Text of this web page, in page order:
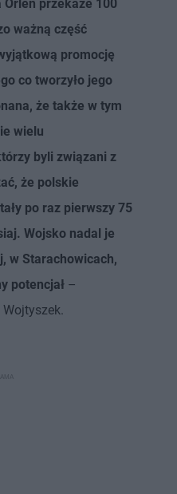
Orlen przekaże 100
ważną część
promocję
co tworzyło jego
że także w tym
wielu
byli związani z
że polskie
po raz pierwszy 75
Wojsko nadal je
w Starachowicach,
potencjał –
Wojtyszek.